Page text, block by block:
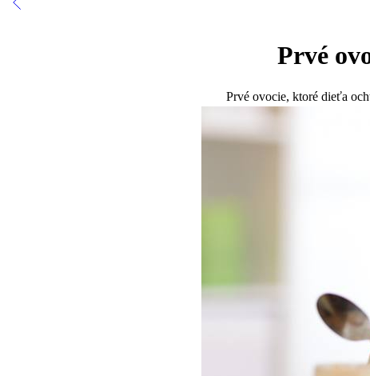
Prvé
Prvé ovocie, ktoré dieťa